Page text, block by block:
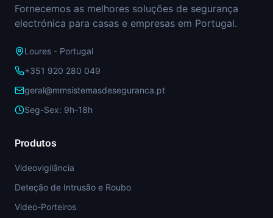
Fornecemos as melhores soluções de segurança
electrónica para casas e empresas em Portugal.
Loures - Portugal
+351 920 280 049
geral@mmsistemasdeseguranca.pt
Seg-Sex: 9h-18h
Produtos
Videovigilância
Deteção de Intrusão e Roubo
Video-Porteiros